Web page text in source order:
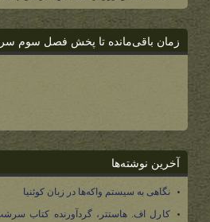
زمان باقی‌مانده تا پخش فصل سوم
آخرین نوشته‌ها
نگاهی به سیستم واکه‌ها در زبان کوئنیا
کارل اف. هاستتر، گردآورنده کتاب